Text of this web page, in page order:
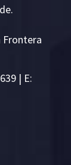
Frontera
| E: